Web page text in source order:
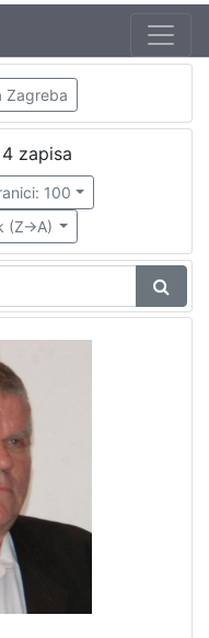
Zagreba
zapisa
100
(Z->A)